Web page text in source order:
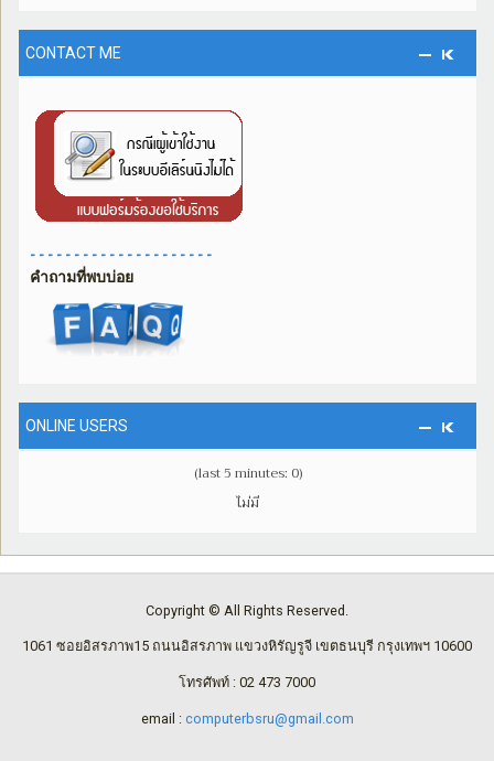
CONTACT ME
- - - - - - - - - - - - - - - - - - - - -
คำถามที่พบบ่อย
ONLINE USERS
(last 5 minutes: 0)
ไม่มี
Copyright © All Rights Reserved.
1061 ซอยอิสรภาพ15 ถนนอิสรภาพ แขวงหิรัญรูจี เขตธนบุรี กรุงเทพฯ 10600
โทรศัพท์ : 02 473 7000
email : computerbsru@gmail.com